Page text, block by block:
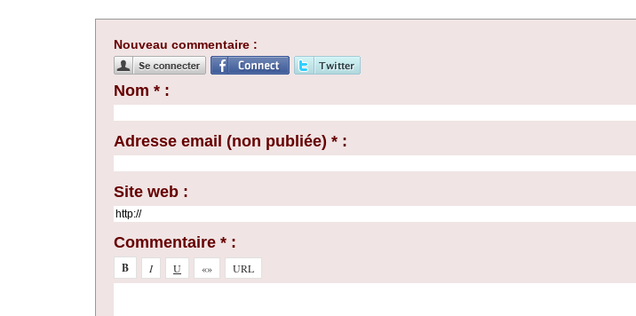
Nouveau commentaire :
Nom * :
Adresse email (non publiée) * :
Site web :
Commentaire * :